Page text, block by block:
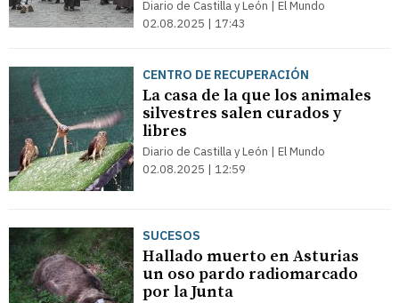
Diario de Castilla y León | El Mundo
02.08.2025 | 17:43
CENTRO DE RECUPERACIÓN
La casa de la que los animales
silvestres salen curados y
libres
Diario de Castilla y León | El Mundo
02.08.2025 | 12:59
SUCESOS
Hallado muerto en Asturias
un oso pardo radiomarcado
por la Junta